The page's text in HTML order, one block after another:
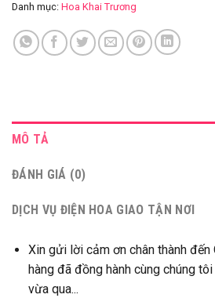
Danh mục: Hoa Khai Trương
MÔ TẢ
ĐÁNH GIÁ (0)
DỊCH VỤ ĐIỆN HOA GIAO TẬN NƠI
Xin gửi lời cảm ơn chân thành đến
hàng đã đồng hành cùng chúng
vừa qua...